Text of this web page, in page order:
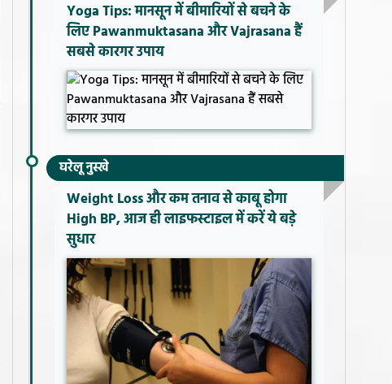
Yoga Tips: मानसून में बीमारियों से बचने के
लिए Pawanmuktasana और Vajrasana हैं
सबसे कारगर उपाय
घरेलू नुस्खे
Weight Loss और कम तनाव से काबू होगा
High BP, आज ही लाइफस्टाइल में करें ये बड़े
सुधार